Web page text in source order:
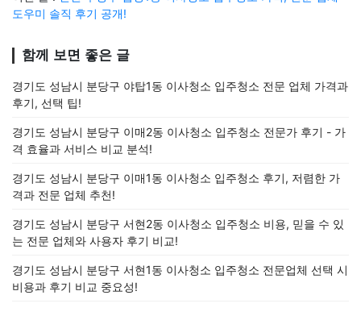
도우미 솔직 후기 공개!
함께 보면 좋은 글
경기도 성남시 분당구 야탑1동 이사청소 입주청소 전문 업체 가격과
후기, 선택 팁!
경기도 성남시 분당구 이매2동 이사청소 입주청소 전문가 후기 - 가
격 효율과 서비스 비교 분석!
경기도 성남시 분당구 이매1동 이사청소 입주청소 후기, 저렴한 가
격과 전문 업체 추천!
경기도 성남시 분당구 서현2동 이사청소 입주청소 비용, 믿을 수 있
는 전문 업체와 사용자 후기 비교!
경기도 성남시 분당구 서현1동 이사청소 입주청소 전문업체 선택 시
비용과 후기 비교 중요성!